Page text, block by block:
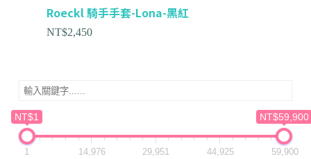
NT$1 NT$59,900
1 14,976 29,951 44,925 59,900
Roeckl 騎手手套-Lona-黑紅
NT$2,450